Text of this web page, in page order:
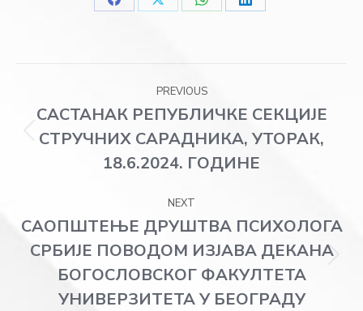
Share
Share
Share
Share
navigation
PREVIOUS
Previous
post:
САСТАНАК РЕПУБЛИЧКЕ СЕКЦИЈЕ
СТРУЧНИХ САРАДНИКА, УТОРАК,
18.6.2024. ГОДИНЕ
NEXT
post:
САОПШТЕЊЕ ДРУШТВА ПСИХОЛОГА
СРБИЈЕ ПОВОДОМ ИЗЈАВА ДЕКАНА
БОГОСЛОВСКОГ ФАКУЛТЕТА
УНИВЕРЗИТЕТА У БЕОГРАДУ